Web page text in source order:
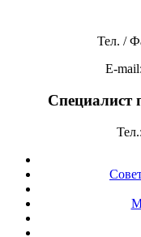
Тел. /
E-mail:
Специалист
Тел.: